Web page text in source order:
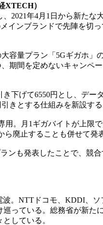
XTECH）
2021年4月1日から新た
インブランドで先陣を切
量プラン「5Gギガホ」
期間を定めないキャンペ
げて6550円とし、デー
きとする仕組みを新設する
。月1ギガバイトが上限
廃止することも併せて発
も発表したことで、競
。NTTドコモ、KDDI、
ている。総務省が新た
している。